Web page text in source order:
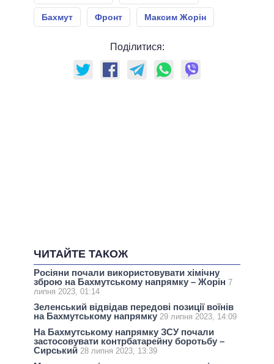
Бахмут Фронт Максим Жорін
Поділитися:
ЧИТАЙТЕ ТАКОЖ
Росіяни почали використовувати хімічну
зброю на Бахмутському напрямку – Жорін 7
липня 2023, 01:14
Зеленський відвідав передові позиції воїнів
на Бахмутському напрямку 29 липня 2023, 14:09
На Бахмутському напрямку ЗСУ почали
застосовувати контрбатарейну боротьбу –
Сирський 28 липня 2023, 13:39